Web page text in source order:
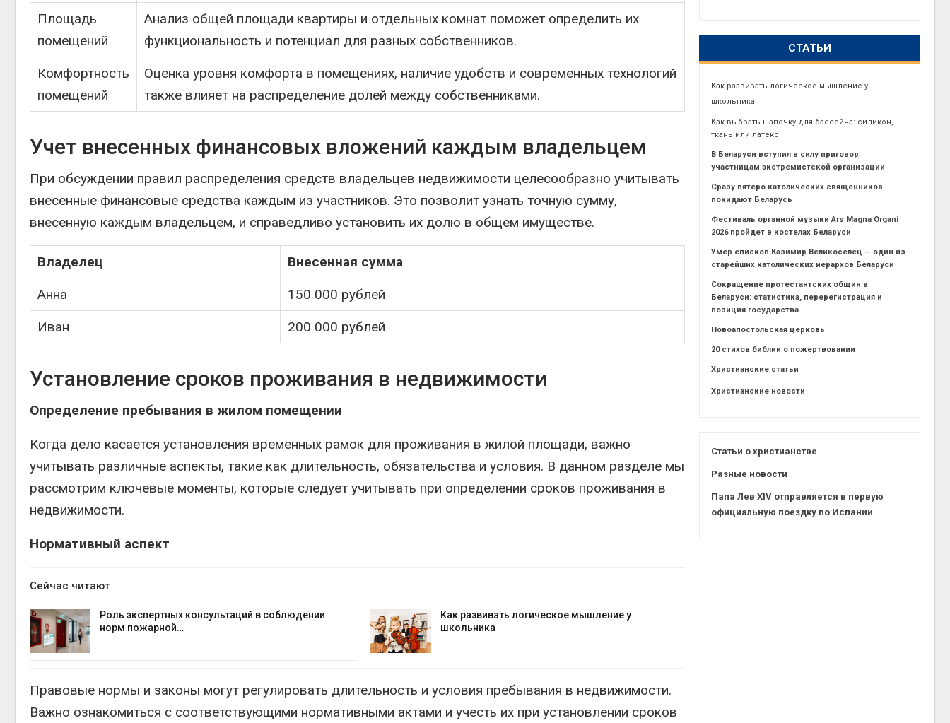
Площадь
помещений
Анализ общей площади квартиры и отдельных комнат поможет определить их
функциональность и потенциал для разных собственников.
Комфортность
помещений
Оценка уровня комфорта в помещениях, наличие удобств и современных технологий
также влияет на распределение долей между собственниками.
Учет внесенных финансовых вложений каждым владельцем
При обсуждении правил распределения средств владельцев недвижимости целесообразно учитывать
внесенные финансовые средства каждым из участников. Это позволит узнать точную сумму,
внесенную каждым владельцем, и справедливо установить их долю в общем имуществе.
Владелец
Внесенная сумма
Анна
150 000 рублей
Иван
200 000 рублей
Установление сроков проживания в недвижимости
Определение пребывания в жилом помещении
Когда дело касается установления временных рамок для проживания в жилой площади, важно
учитывать различные аспекты, такие как длительность, обязательства и условия. В данном разделе мы
рассмотрим ключевые моменты, которые следует учитывать при определении сроков проживания в
недвижимости.
Нормативный аспект
Сейчас читают
Роль экспертных консультаций в соблюдении
норм пожарной…
Как развивать логическое мышление у
школьника
Правовые нормы и законы могут регулировать длительность и условия пребывания в недвижимости.
Важно ознакомиться с соответствующими нормативными актами и учесть их при установлении сроков
СТАТЬИ
Как развивать логическое мышление у
школьника
Как выбрать шапочку для бассейна: силикон,
ткань или латекс
В Беларуси вступил в силу приговор
участницам экстремистской организации
Сразу пятеро католических священников
покидают Беларусь
Фестиваль органной музыки Ars Magna Organi
2026 пройдет в костелах Беларуси
Умер епископ Казимир Великоселец — один из
старейших католических иерархов Беларуси
Сокращение протестантских общин в
Беларуси: статистика, перерегистрация и
позиция государства
Новоапостольская церковь
20 стихов библии о пожертвовании
Христианские статьи
Христианские новости
Статьи о христианстве
Разные новости
Папа Лев XIV отправляется в первую
официальную поездку по Испании